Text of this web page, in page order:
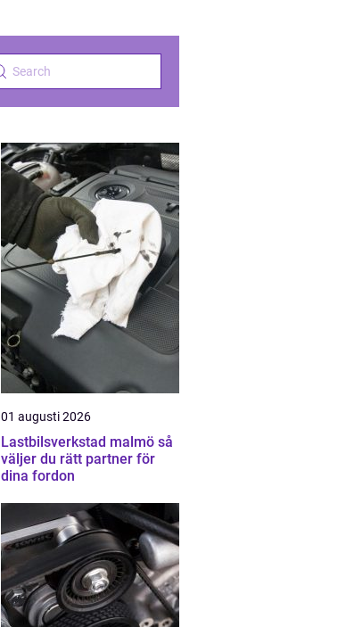
01 augusti 2026
Lastbilsverkstad malmö så
väljer du rätt partner för
dina fordon